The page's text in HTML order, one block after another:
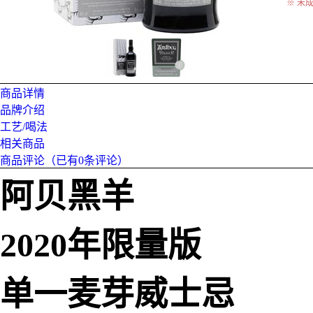
※ 未成
商品详情
品牌介绍
工艺/喝法
相关商品
商品评论（已有0条评论）
阿贝黑羊
2020年限量版
单一麦芽威士忌